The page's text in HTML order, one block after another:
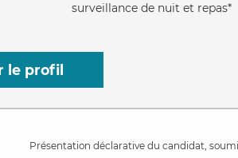
surveillance de nuit et repas*
le profil
Présentation déclarative du candidat,